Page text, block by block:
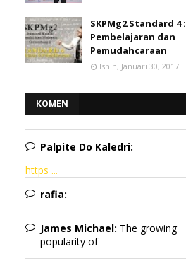
SKPMg2 Standard 4 :
Pembelajaran dan
Pemudahcaraan
Isnin, Januari 30, 2017
KOMEN
Palpite Do Kaledri:
https ...
rafia:
James Michael: The growing
popularity of